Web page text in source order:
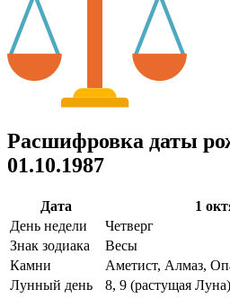
Расшифровка даты
01.10.1987
Дата
1
День недели
Четверг
Знак зодиака
Весы
Камни
Аметист, Алмаз,
Лунный день
8, 9 (растущая Луна)